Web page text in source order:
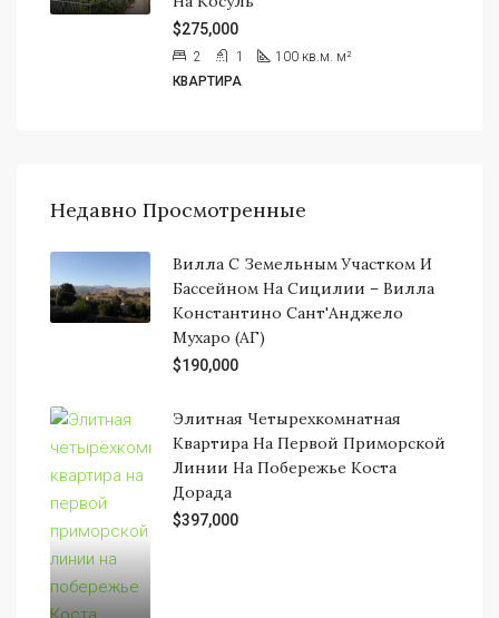
$275,000
2 1 100 кв.м. м²
КВАРТИРА
Недавно Просмотренные
Вилла С Земельным Участком И
Бассейном На Сицилии – Вилла
Константино Сант'Анджело
Мухаро (АГ)
$190,000
Элитная Четырехкомнатная
Квартира На Первой Приморской
Линии На Побережье Коста
Дорада
$397,000